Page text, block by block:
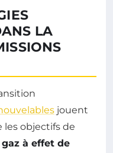
LA
jouent
les objectifs de
à effet de